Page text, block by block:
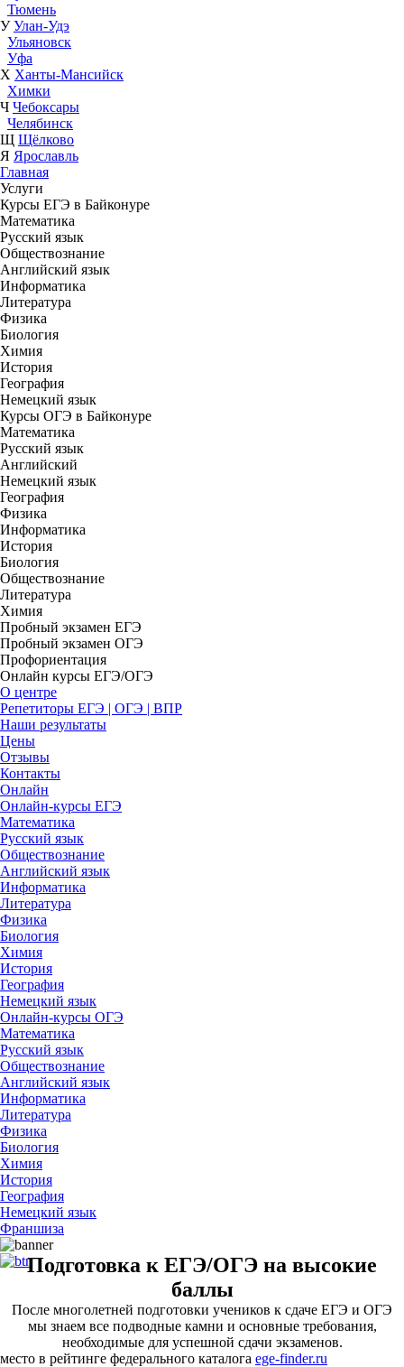
Тюмень
У Улан-Удэ
Ульяновск
Уфа
Х Ханты-Мансийск
Химки
Ч Чебоксары
Челябинск
Щ Щёлково
Я Ярославль
Главная
Услуги
Курсы ЕГЭ в Байконуре
Математика
Русский язык
Обществознание
Английский язык
Информатика
Литература
Физика
Биология
Химия
История
География
Немецкий язык
Курсы ОГЭ в Байконуре
Математика
Русский язык
Английский
Немецкий язык
География
Физика
Информатика
История
Биология
Обществознание
Литература
Химия
Пробный экзамен ЕГЭ
Пробный экзамен ОГЭ
Профориентация
Онлайн курсы ЕГЭ/ОГЭ
О центре
Репетиторы ЕГЭ | ОГЭ | ВПР
Наши результаты
Цены
Отзывы
Контакты
Онлайн
Онлайн-курсы ЕГЭ
Математика
Русский язык
Обществознание
Английский язык
Информатика
Литература
Физика
Биология
Химия
История
География
Немецкий язык
Онлайн-курсы ОГЭ
Математика
Русский язык
Обществознание
Английский язык
Информатика
Литература
Физика
Биология
Химия
История
География
Немецкий язык
Франшиза
Подготовка к ЕГЭ/ОГЭ на высокие
баллы
После многолетней подготовки учеников к сдаче ЕГЭ и ОГЭ
мы знаем все подводные камни и основные требования,
необходимые для успешной сдачи экзаменов.
место в рейтинге федерального каталога ege-finder.ru